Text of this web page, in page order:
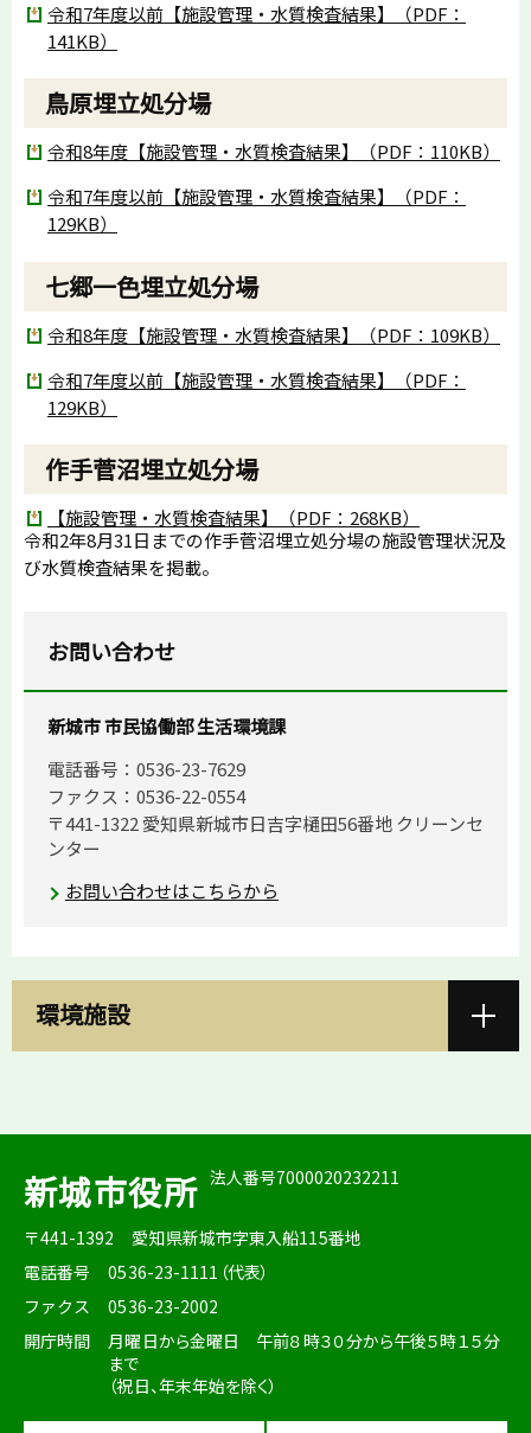
令和7年度以前【施設管理・水質検査結果】（PDF：
141KB）
鳥原埋立処分場
令和8年度【施設管理・水質検査結果】（PDF：110KB）
令和7年度以前【施設管理・水質検査結果】（PDF：
129KB）
七郷一色埋立処分場
令和8年度【施設管理・水質検査結果】（PDF：109KB）
令和7年度以前【施設管理・水質検査結果】（PDF：
129KB）
作手菅沼埋立処分場
【施設管理・水質検査結果】（PDF：268KB）
令和2年8月31日までの作手菅沼埋立処分場の施設管理状況及
び水質検査結果を掲載。
お問い合わせ
新城市 市民協働部 生活環境課
電話番号：0536-23-7629
ファクス：0536-22-0554
〒441-1322 愛知県新城市日吉字樋田56番地 クリーンセ
ンター
お問い合わせはこちらから
環境施設
新城市役所 法人番号7000020232211
〒441-1392
愛知県新城市字東入船115番地
電話番号
0536-23-1111（代表）
ファクス
0536-23-2002
開庁時間
月曜日から金曜日 午前８時３０分から午後５時１５分
まで
（祝日、年末年始を除く）